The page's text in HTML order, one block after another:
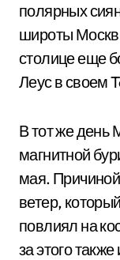
полярных
широты
столице еще
Леус в своем
В тот же день
магнитной
мая.
ветер,
повлиял на
за этого